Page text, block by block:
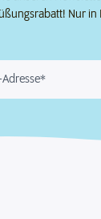
Nur
Adresse*